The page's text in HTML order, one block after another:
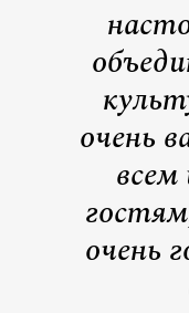
очень
очень